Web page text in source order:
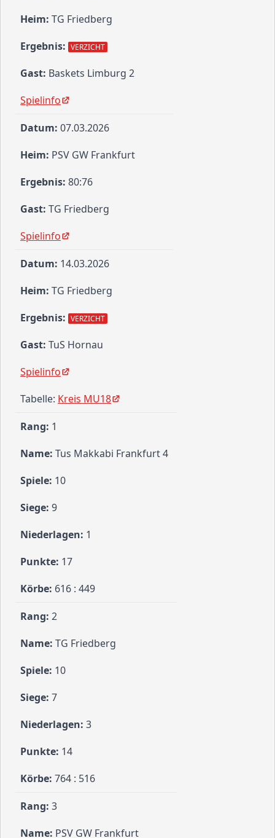
TG Friedberg
VERZICHT
Baskets Limburg 2
Spielinfo
07.03.2026
PSV GW Frankfurt
80:76
TG Friedberg
Spielinfo
14.03.2026
TG Friedberg
VERZICHT
TuS Hornau
Spielinfo
Tabelle: Kreis MU18
1
Tus Makkabi Frankfurt 4
10
9
1
17
616 : 449
2
TG Friedberg
10
7
3
14
764 : 516
3
PSV GW Frankfurt